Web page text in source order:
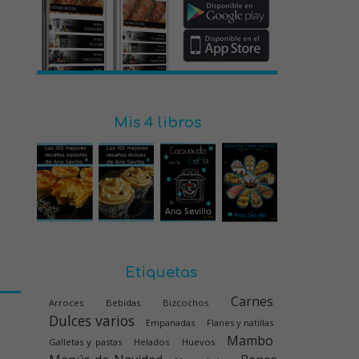
Mis 4 libros
Etiquetas
Arroces Bebidas Bizcochos Carnes
Dulces varios Empanadas
Flanes y natillas
Galletas y pastas
Helados Huevos
Mambo